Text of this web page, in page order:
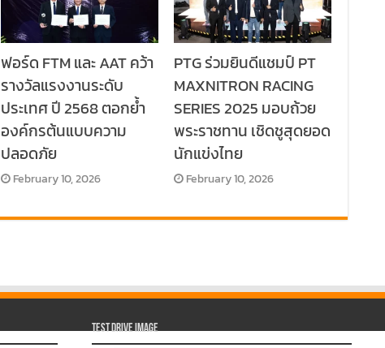
ฟอร์ด FTM และ AAT คว้า
รางวัลแรงงานระดับ
ประเทศ ปี 2568 ตอกย้ำ
องค์กรต้นแบบความ
ปลอดภัย
February 10, 2026
PTG ร่วมยินดีแชมป์ PT
MAXNITRON RACING
SERIES 2025 มอบถ้วย
พระราชทาน เชิดชูสุดยอด
นักแข่งไทย
February 10, 2026
Test Drive Image